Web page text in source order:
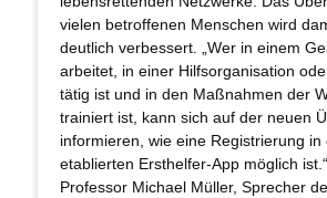
vielen betroffenen Menschen wird
deutlich verbessert. „Wer in einem
arbeitet, in einer Hilfsorganisation
tätig ist und in den Maßnahmen der
trainiert ist, kann sich auf der neuen
informieren, wie eine Registrierung in
etablierten Ersthelfer-App möglich
Professor Michael Müller, Sprecher